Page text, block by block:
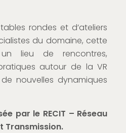
rondes et d’ateliers
du domaine, cette
lieu de rencontres,
autour de la VR
nouvelles dynamiques
par le RECIT – Réseau
Transmission.